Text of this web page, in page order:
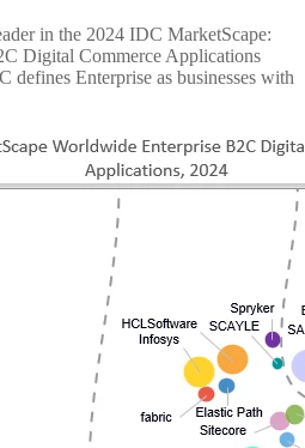
in the 2024 IDC MarketScape:
Digital Commerce Applications
defines Enterprise as businesses with